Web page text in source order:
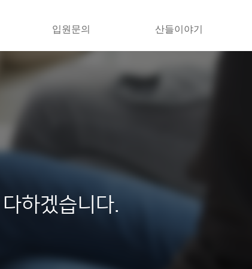
입원문의 산들이야기
하겠습니다.